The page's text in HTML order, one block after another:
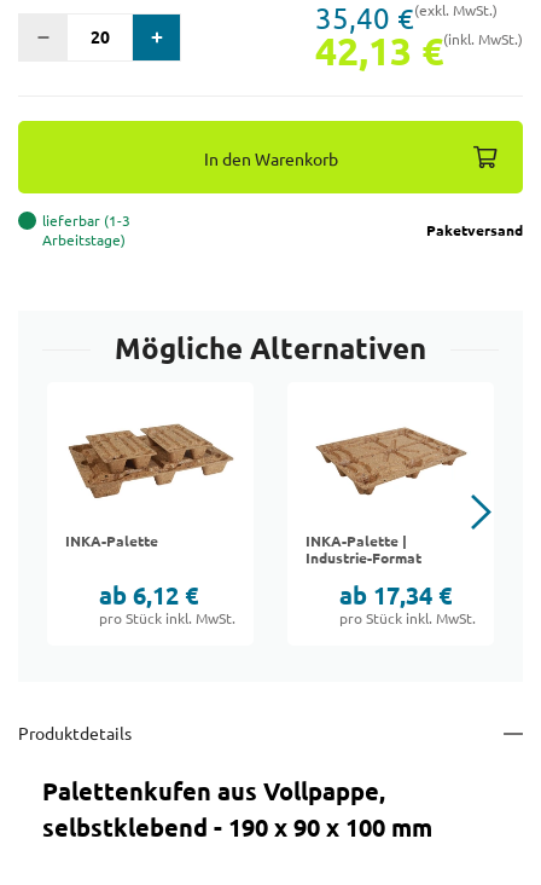
35,40 €(exkl. MwSt.)
42,13 €(inkl. MwSt.)
In den Warenkorb
lieferbar (1-3
Arbeitstage)
Paketversand
Mögliche Alternativen
INKA-Palette
ab 6,12 €
pro Stück inkl. MwSt.
INKA-Palette |
Industrie-Format
ab 17,34 €
pro Stück inkl. MwSt.
Produktdetails
Palettenkufen aus Vollpappe,
selbstklebend - 190 x 90 x 100 mm